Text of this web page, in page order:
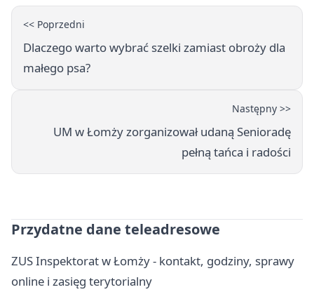
<< Poprzedni
Dlaczego warto wybrać szelki zamiast obroży dla
małego psa?
Następny >>
UM w Łomży zorganizował udaną Senioradę
pełną tańca i radości
Przydatne dane teleadresowe
ZUS Inspektorat w Łomży - kontakt, godziny, sprawy
online i zasięg terytorialny